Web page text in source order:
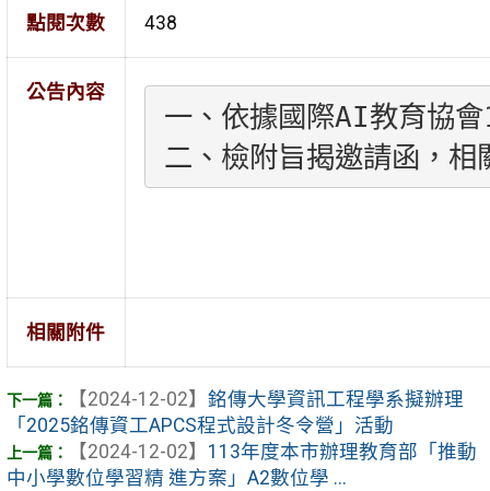
點閱次數 438
公告內容
一、依據國際AI教育協
二、檢附旨揭邀請函
相關附件
【2024-12-02】 銘傳大學資訊工程學系擬辦理
「2025銘傳資工APCS程式設計冬令營」活動
【2024-12-02】 113年度本市辦理教育部「推動
中小學數位學習精 進方案」A2數位學 ...